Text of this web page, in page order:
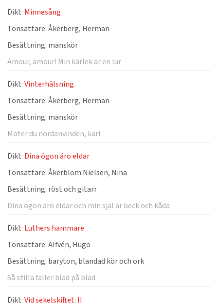
Dikt: Minnesång
Tonsättare:Åkerberg, Herman
Besättning: manskör
Amour, amour! Min kärlek är en lur
Dikt:Vinterhälsning
Tonsättare:Åkerberg, Herman
Besättning: manskör
Möter du nordanvinden, karl
Dikt: Dina ögon äro eldar
Tonsättare:Åkerblom Nielsen, Nina
Besättning: röst och gitarr
Dina ögon äro eldar och min själ är beck och kåda
Dikt: Luthers hammare
Tonsättare:Alfvén, Hugo
Besättning: baryton, blandad kör och ork
Så stilla faller blad på blad
Dikt:Vid sekelskiftet: II